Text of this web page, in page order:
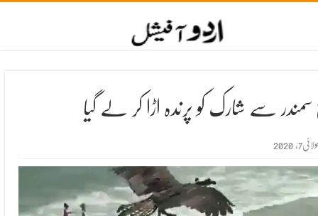
سے شارک کو پرندہ اڑا کر لے گیا
2020